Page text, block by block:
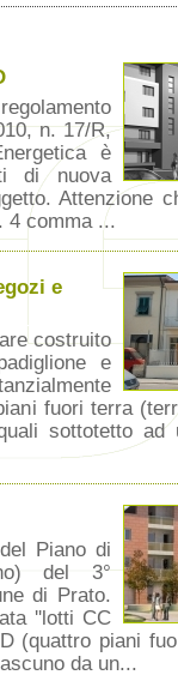
n. 17/R,
è
di nuova
Attenzione
4 comma ...
e
costruito
e
fuori terra
sottotetto ad
Piano di
del 3°
di Prato.
''lotti CC
(quattro piani
da un...